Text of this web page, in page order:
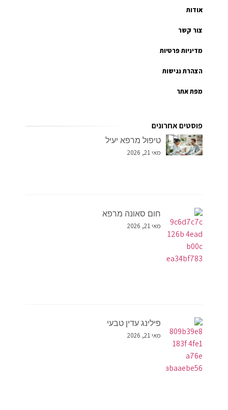
אודות
צור קשר
מדיניות פרטיות
הצהרת נגישות
מפת אתר
פוסטים אחרונים
טיפול מרפא יעיל
מאי 21, 2026
חום סאונה מרפא
מאי 21, 2026
פילינג עדין טבעי
מאי 21, 2026